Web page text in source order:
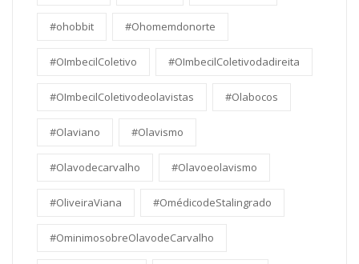
#ohobbit #Ohomemdonorte
#OImbecilColetivo #OImbecilColetivodadireita
#OImbecilColetivodeolavistas #Olabocos
#Olaviano #Olavismo
#Olavodecarvalho #Olavoeolavismo
#OliveiraViana #OmédicodeStalingrado
#OminimosobreOlavodeCarvalho